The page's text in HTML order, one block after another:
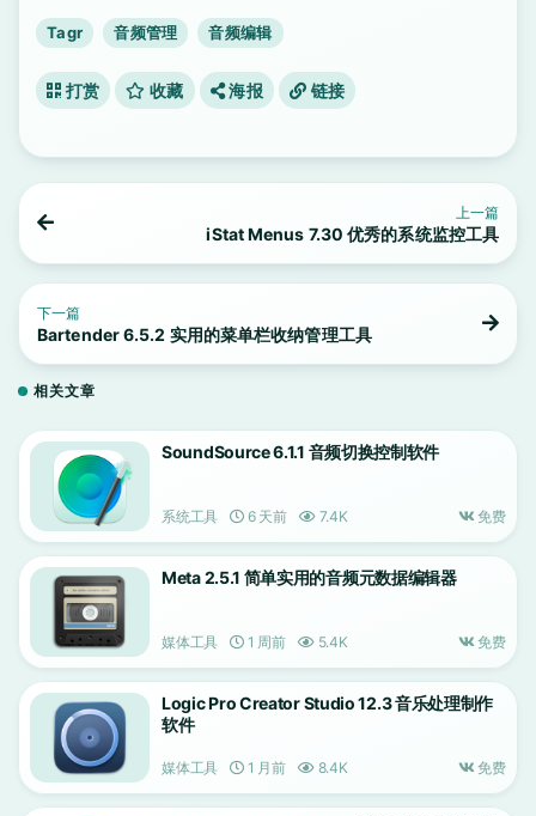
Tagr 音频管理 音频编辑
打赏 收藏 海报 链接
上一篇
iStat Menus 7.30 优秀的系统监控工具
下一篇
Bartender 6.5.2 实用的菜单栏收纳管理工具
相关文章
SoundSource 6.1.1 音频切换控制软件
系统工具 6 天前 7.4K 免费
Meta 2.5.1 简单实用的音频元数据编辑器
媒体工具 1 周前 5.4K 免费
Logic Pro Creator Studio 12.3 音乐处理制作
软件
媒体工具 1 月前 8.4K 免费